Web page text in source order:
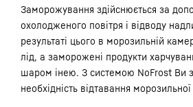
Заморожування здійснюється за
охолодженого повітря і відводу
результаті цього в морозильній
лід, а заморожені продукти
шаром інею. З системою NoFrost Ви
необхідність відтавання